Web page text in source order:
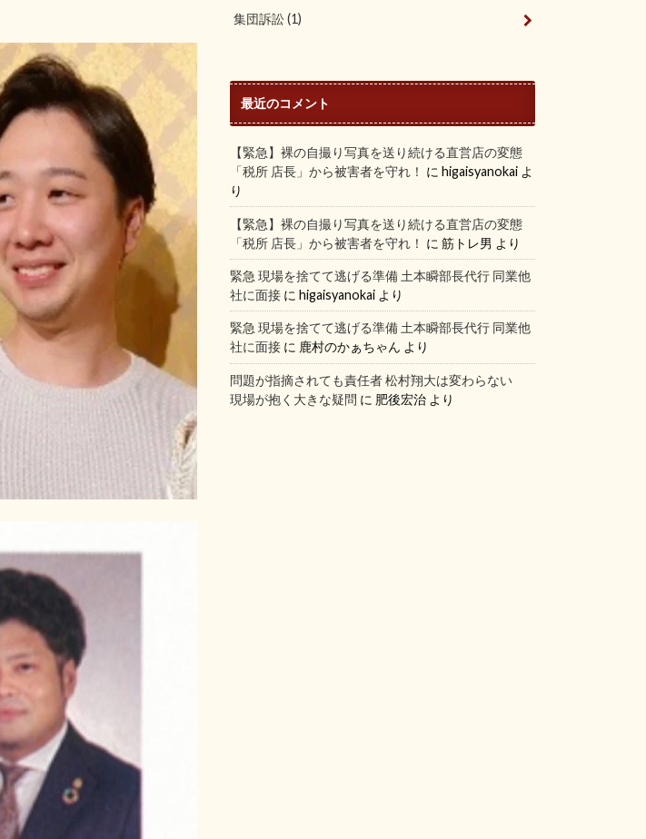
集団訴訟(1)
最近のコメント
【緊急】裸の自撮り写真を送り続ける直営店の変態
「税所 店長」から被害者を守れ！ に higaisyanokai よ
り
【緊急】裸の自撮り写真を送り続ける直営店の変態
「税所 店長」から被害者を守れ！ に 筋トレ男 より
緊急 現場を捨てて逃げる準備 土本瞬部長代行 同業他
社に面接 に higaisyanokai より
緊急 現場を捨てて逃げる準備 土本瞬部長代行 同業他
社に面接 に 鹿村のかぁちゃん より
問題が指摘されても責任者 松村翔大は変わらない
現場が抱く大きな疑問 に 肥後宏治 より